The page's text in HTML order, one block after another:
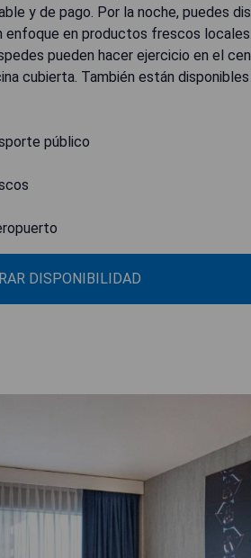
y de pago. Por la noche, puedes
en productos frescos
pueden hacer ejercicio en el
cubierta. También están
público
DISPONIBILIDAD